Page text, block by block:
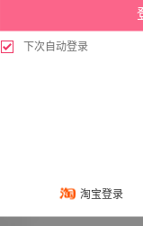
 下次自动登录
淘宝登录